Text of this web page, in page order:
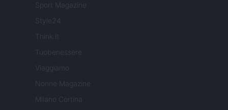
Sport Magazine
Style24
Think.it
Tuobenessere
Viaggiamo
Nonne Magazine
Milano Cortina